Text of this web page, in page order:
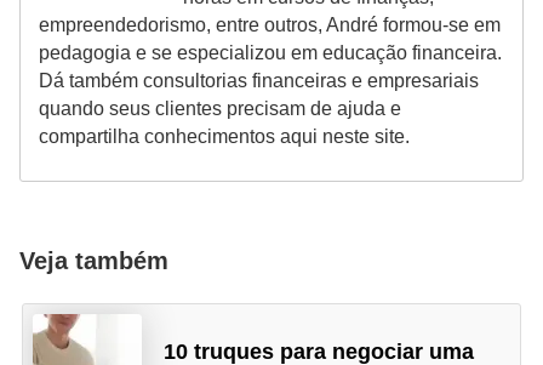
empreendedorismo, entre outros, André formou-se em
pedagogia e se especializou em educação financeira.
Dá também consultorias financeiras e empresariais
quando seus clientes precisam de ajuda e
compartilha conhecimentos aqui neste site.
Veja também
10 truques para negociar uma
r
m
a
s
d
p
g